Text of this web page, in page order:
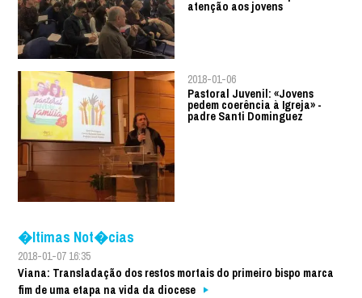
atenção aos jovens
2018-01-06
Pastoral Juvenil: «Jovens
pedem coerência à Igreja» -
padre Santi Dominguez
�ltimas Not�cias
2018-01-07 16:35
Viana: Transladação dos restos mortais do primeiro bispo marca
fim de uma etapa na vida da diocese